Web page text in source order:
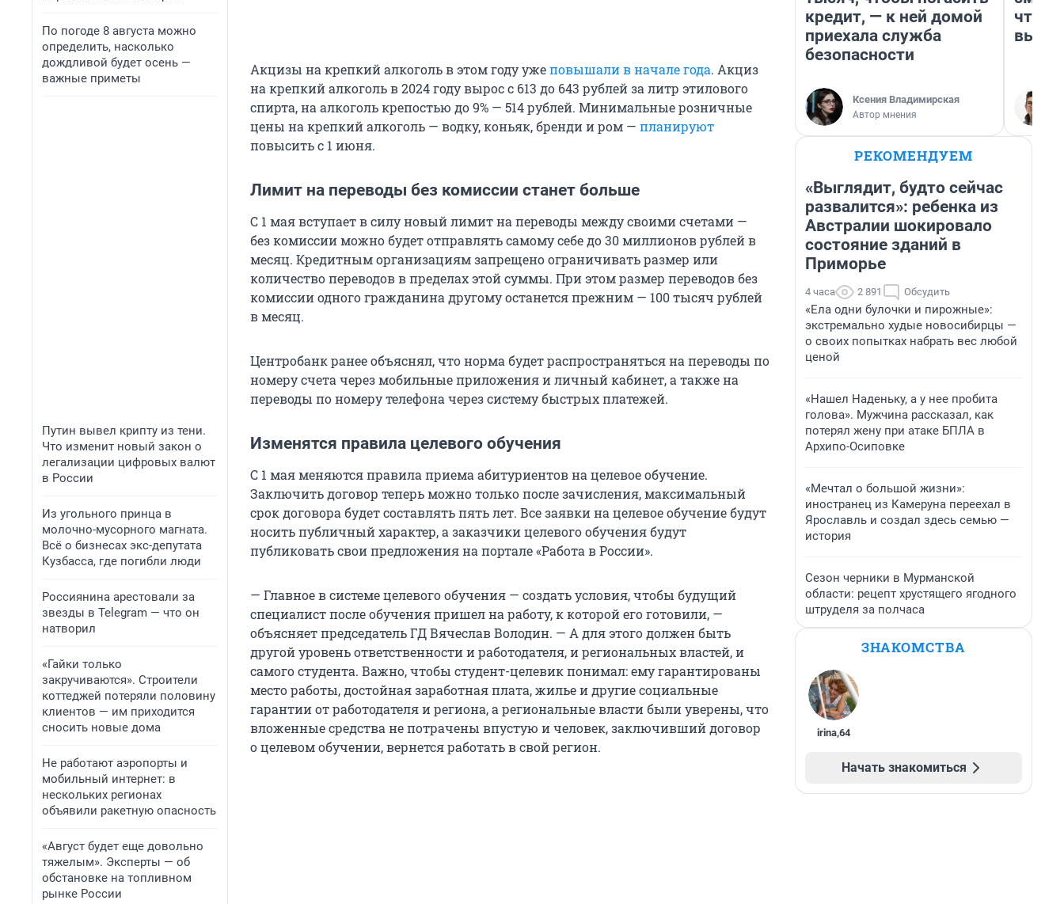
По погоде 8 августа можно
определить, насколько
дождливой будет осень —
важные приметы
Путин вывел крипту из тени.
Что изменит новый закон о
легализации цифровых валют
в России
Из угольного принца в
молочно-мусорного магната.
Всё о бизнесах экс-депутата
Кузбасса, где погибли люди
Россиянина арестовали за
звезды в Telegram — что он
натворил
«Гайки только
закручиваются». Строители
коттеджей потеряли половину
клиентов — им приходится
сносить новые дома
Не работают аэропорты и
мобильный интернет: в
нескольких регионах
объявили ракетную опасность
«Август будет еще довольно
тяжелым». Эксперты — об
обстановке на топливном
рынке России
Акцизы на крепкий алкоголь в этом году ужеповышали в начале года. Акциз
на крепкий алкоголь в 2024 году вырос с 613 до 643 рублей за литр этилового
спирта, на алкоголь крепостью до 9% — 514 рублей. Минимальные розничные
цены на крепкий алкоголь — водку, коньяк, бренди и ром — планируют
повысить с 1 июня.
Лимит на переводы без комиссии станет больше
С 1 мая вступает в силу новый лимит на переводы между своими счетами —
без комиссии можно будет отправлять самому себе до 30 миллионов рублей в
месяц. Кредитным организациям запрещено ограничивать размер или
количество переводов в пределах этой суммы. При этом размер переводов без
комиссии одного гражданина другому останется прежним — 100 тысяч рублей
в месяц.
Центробанк ранее объяснял, что норма будет распространяться на переводы по
номеру счета через мобильные приложения и личный кабинет, а также на
переводы по номеру телефона через систему быстрых платежей.
Изменятся правила целевого обучения
С 1 мая меняются правила приема абитуриентов на целевое обучение.
Заключить договор теперь можно только после зачисления, максимальный
срок договора будет составлять пять лет. Все заявки на целевое обучение будут
носить публичный характер, а заказчики целевого обучения будут
публиковать свои предложения на портале «Работа в России».
— Главное в системе целевого обучения — создать условия, чтобы будущий
специалист после обучения пришел на работу, к которой его готовили, —
объясняет председатель ГД Вячеслав Володин. — А для этого должен быть
другой уровень ответственности и работодателя, и региональных властей, и
самого студента. Важно, чтобы студент-целевик понимал: ему гарантированы
место работы, достойная заработная плата, жилье и другие социальные
гарантии от работодателя и региона, а региональные власти были уверены, что
вложенные средства не потрачены впустую и человек, заключивший договор
о целевом обучении, вернется работать в свой регион.
кредит, — к ней домой
приехала служба
безопасности
Ксения Владимирская
Автор мнения
РЕКОМЕНДУЕМ
«Выглядит, будто сейчас
развалится»: ребенка из
Австралии шокировало
состояние зданий в
Приморье
4 часа 2 891 Обсудить
«Ела одни булочки и пирожные»:
экстремально худые новосибирцы —
о своих попытках набрать вес любой
ценой
«Нашел Наденьку, а у нее пробита
голова». Мужчина рассказал, как
потерял жену при атаке БПЛА в
Архипо-Осиповке
«Мечтал о большой жизни»:
иностранец из Камеруна переехал в
Ярославль и создал здесь семью —
история
Сезон черники в Мурманской
области: рецепт хрустящего ягодного
штруделя за полчаса
ЗНАКОМСТВА
irina,64
Начать знакомиться